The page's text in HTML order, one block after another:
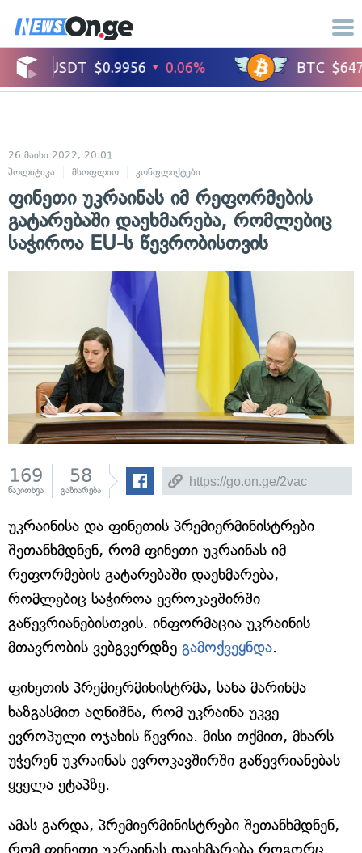
26 მაისი 2022, 20:01
პოლიტიკა
მსოფლიო კონფლიქტები
ფინეთი უკრაინას იმ რეფორმების
გატარებაში დაეხმარება, რომლებიც
საჭიროა EU-ს წევრობისთვის
169
წაკითხვა
58
გაზიარება
უკრაინისა და ფინეთის პრემიერმინისტრები
შეთანხმდნენ, რომ ფინეთი უკრაინას იმ
რეფორმების გატარებაში დაეხმარება,
რომლებიც საჭიროა ევროკავშირში
გაწევრიანებისთვის. ინფორმაცია უკრაინის
მთავრობის ვებგვერდზე გამოქვეყნდა.
ფინეთის პრემიერმინისტრმა, სანა მარინმა
ხაზგასმით აღნიშნა, რომ უკრაინა უკვე
ევროპული ოჯახის წევრია. მისი თქმით, მხარს
უჭერენ უკრაინას ევროკავშირში გაწევრიანებას
ყველა ეტაპზე.
ამას გარდა, პრემიერმინისტრები შეთანხმდნენ,